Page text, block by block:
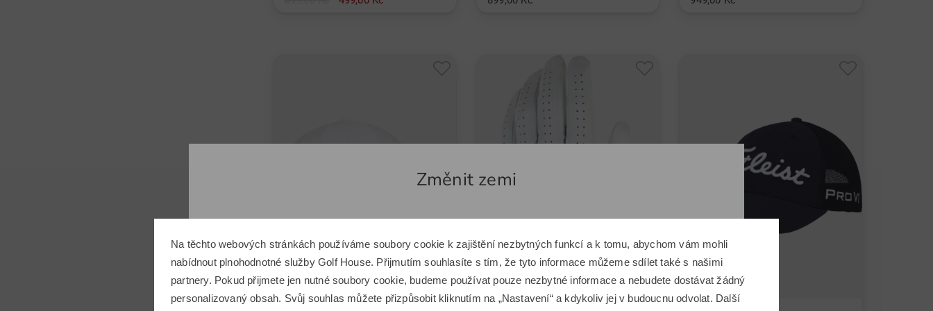
Nejnovější, ještě výkonnější generace golfových odpalů Titleist Pro V1 a ProV1* je golfisty úspěšně odpálena.
Změnit zemi
Chcete přepnout na odpovídající e-shop Golf House?
Na těchto webových stránkách používáme soubory cookie k zajištění nezbytných funkcí a k tomu, abychom vám mohli
nabídnout plnohodnotné služby Golf House. Přijmutím souhlasíte s tím, že tyto informace můžeme sdílet také s našimi
partnery. Pokud přijmete jen nutné soubory cookie, budeme používat pouze nezbytné informace a nebudete dostávat žádný
personalizovaný obsah. Svůj souhlas můžete přizpůsobit kliknutím na „Nastavení“ a kdykoliv jej v budoucnu odvolat. Další